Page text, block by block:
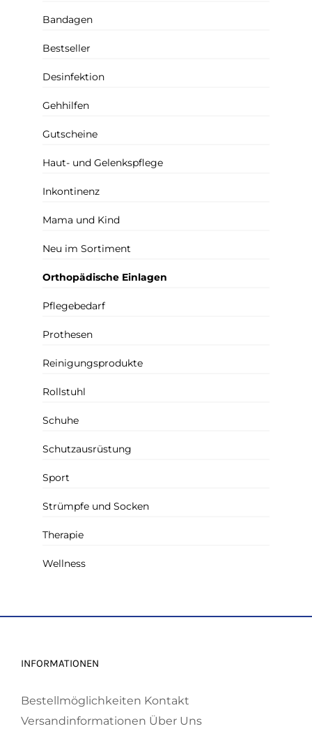
Bandagen
Bestseller
Desinfektion
Gehhilfen
Gutscheine
Haut- und Gelenkspflege
Inkontinenz
Mama und Kind
Neu im Sortiment
Orthopädische Einlagen
Pflegebedarf
Prothesen
Reinigungsprodukte
Rollstuhl
Schuhe
Schutzausrüstung
Sport
Strümpfe und Socken
Therapie
Wellness
INFORMATIONEN
Bestellmöglichkeiten Kontakt
Versandinformationen Über Uns